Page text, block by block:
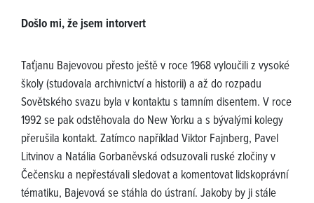
Došlo mi, že jsem intorvert
Taťjanu Bajevovou přesto ještě v roce 1968 vyloučili z vysoké
školy (studovala archivnictví a historii) a až do rozpadu
Sovětského svazu byla v kontaktu s tamním disentem. V roce
1992 se pak odstěhovala do New Yorku a s bývalými kolegy
přerušila kontakt. Zatímco například Viktor Fajnberg, Pavel
Litvinov a Natália Gorbaněvská odsuzovali ruské zločiny v
Čečensku a nepřestávali sledovat a komentovat lidskoprávní
tématiku, Bajevová se stáhla do ústraní. Jakoby by ji stále